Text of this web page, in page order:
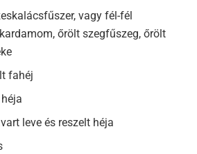
vagy fél-fél
őrölt szegfűszeg, őrölt
fahéj
leve és reszelt héja